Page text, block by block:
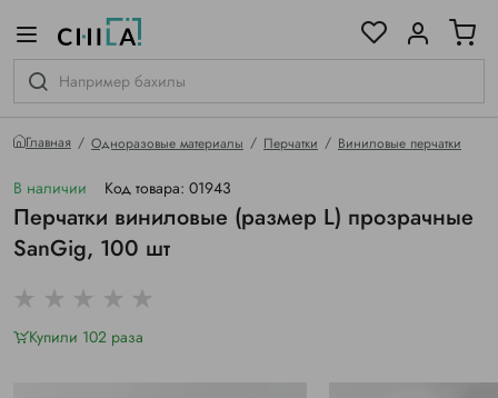
Главная Одноразовые материалы Перчатки Виниловые перчатки
В наличии Код товара: 01943
Перчатки виниловые (размер L) прозрачные
SanGig, 100 шт
Купили 102 раза
гамме